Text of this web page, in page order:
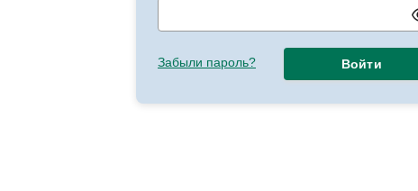
Забыли пароль? Войти